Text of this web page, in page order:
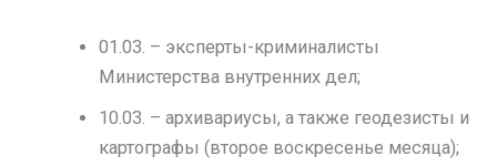
01.03. – эксперты-криминалисты
Министерства внутренних дел;
10.03. – архивариусы, а также геодезисты и
картографы (второе воскресенье месяца);